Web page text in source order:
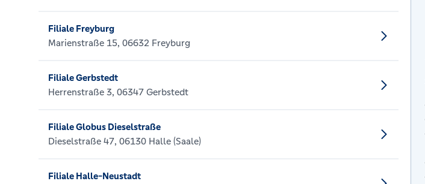
Filiale Freyburg
Marienstraße 15, 06632 Freyburg
Filiale Gerbstedt
Herrenstraße 3, 06347 Gerbstedt
Filiale Globus Dieselstraße
Dieselstraße 47, 06130 Halle (Saale)
Filiale Halle-Neustadt